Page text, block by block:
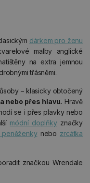
dárkem pro ženu
malby anglické
na extra jemnou
třásněmi.
– klasicky obtočený
nebo přes hlavu. Hravě
se i přes plavky nebo
módní doplňkyznačky
nebo zrcátka
značkou Wrendale